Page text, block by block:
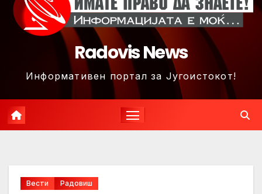
Radovis News
Информативен портал за Југоистокот!
Вести Радовиш